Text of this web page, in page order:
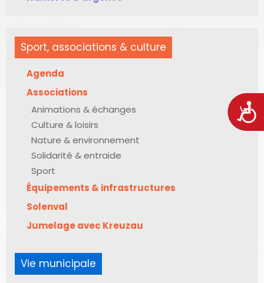
Sport, associations & culture
Agenda
Associations
Animations & échanges
Culture & loisirs
Nature & environnement
Solidarité & entraide
Sport
Équipements & infrastructures
Solenval
Jumelage avec Kreuzau
Vie municipale